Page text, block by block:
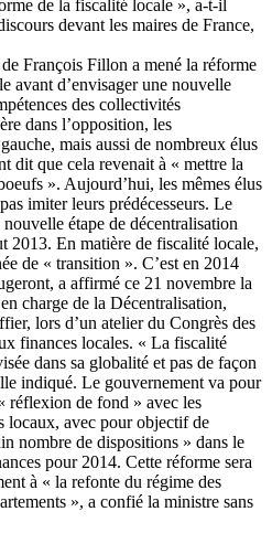
de la fiscalité locale », a-t-il
devant les maires de France,
François Fillon a mené la réforme
avant d’envisager une nouvelle
des collectivités
dans l’opposition, les
mais aussi de nombreux élus
dit que cela revenait à « mettre la
». Aujourd’hui, les mêmes élus
imiter leurs prédécesseurs. Le
étape de décentralisation
2013. En matière de fiscalité locale,
de « transition ». C’est en 2014
a affirmé ce 21 novembre la
charge de la Décentralisation,
lors d’un atelier du Congrès des
finances locales. « La fiscalité
dans sa globalité et pas de façon
indiqué. Le gouvernement va pour
réflexion de fond » avec les
locaux, avec pour objectif de
nombre de dispositions » dans le
pour 2014. Cette réforme sera
à « la refonte du régime des
», a confié la ministre sans